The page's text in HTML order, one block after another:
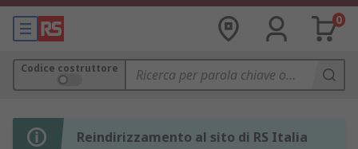
0
Codice costruttore
Reindirizzamento al sito di RS Italia